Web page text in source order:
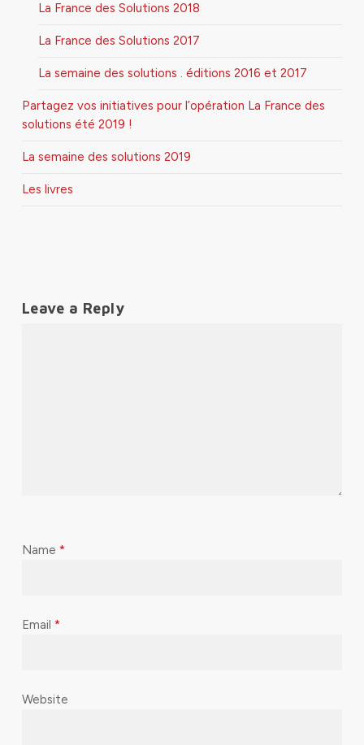
La France des Solutions 2018
La France des Solutions 2017
La semaine des solutions . éditions 2016 et 2017
Partagez vos initiatives pour l’opération La France des
solutions été 2019 !
La semaine des solutions 2019
Les livres
Leave a Reply
Name *
Email *
Website